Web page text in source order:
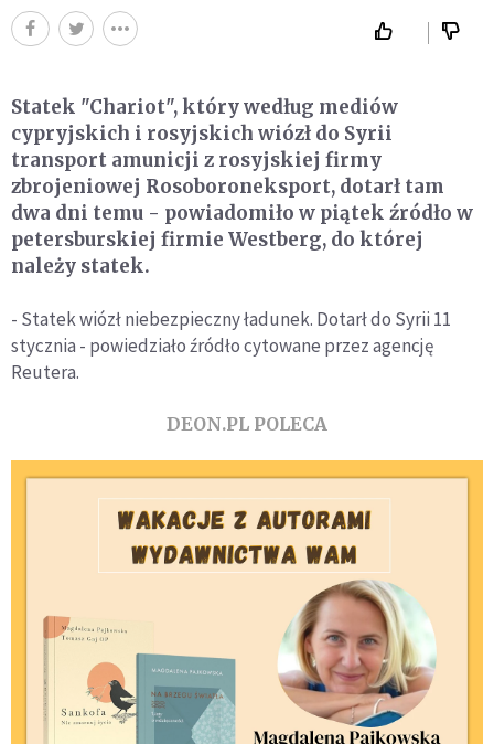
Statek "Chariot", który według mediów
cypryjskich i rosyjskich wiózł do Syrii
transport amunicji z rosyjskiej firmy
zbrojeniowej Rosoboroneksport, dotarł tam
dwa dni temu - powiadomiło w piątek źródło w
petersburskiej firmie Westberg, do której
należy statek.
- Statek wiózł niebezpieczny ładunek. Dotarł do Syrii 11
stycznia - powiedziało źródło cytowane przez agencję
Reutera.
DEON.PL POLECA